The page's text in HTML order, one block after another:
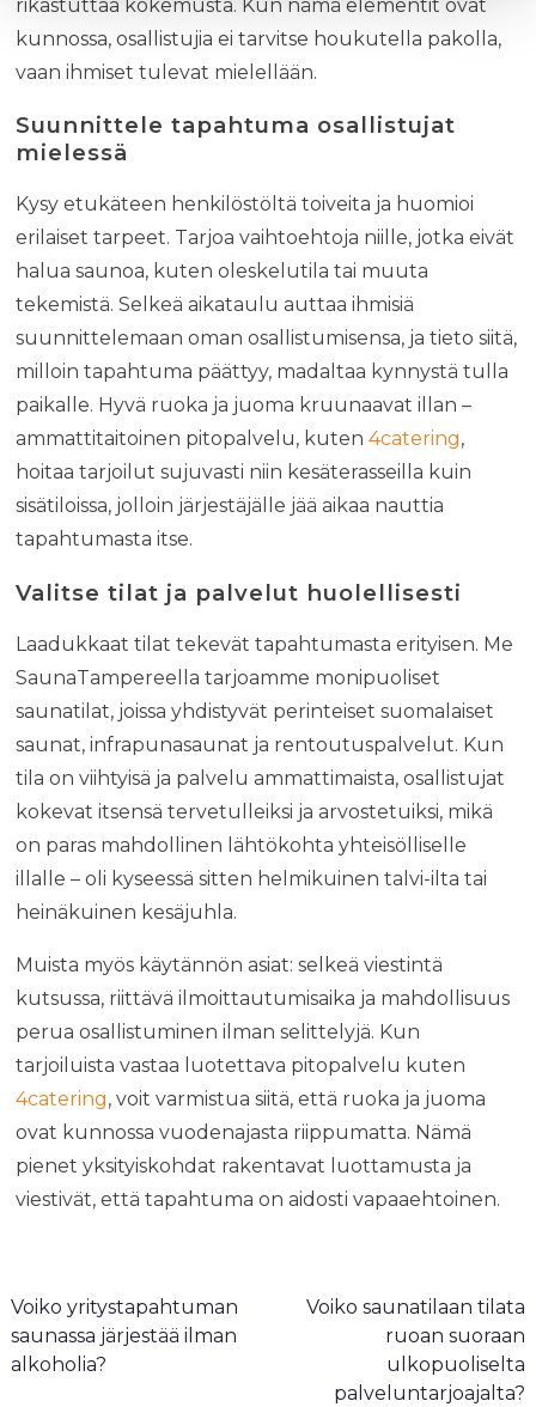
rikastuttaa kokemusta. Kun nämä elementit ovat
kunnossa, osallistujia ei tarvitse houkutella pakolla,
vaan ihmiset tulevat mielellään.
Suunnittele tapahtuma osallistujat
mielessä
Kysy etukäteen henkilöstöltä toiveita ja huomioi
erilaiset tarpeet. Tarjoa vaihtoehtoja niille, jotka eivät
halua saunoa, kuten oleskelutila tai muuta
tekemistä. Selkeä aikataulu auttaa ihmisiä
suunnittelemaan oman osallistumisensa, ja tieto siitä,
milloin tapahtuma päättyy, madaltaa kynnystä tulla
paikalle. Hyvä ruoka ja juoma kruunaavat illan –
ammattitaitoinen pitopalvelu, kuten4catering,
hoitaa tarjoilut sujuvasti niin kesäterasseilla kuin
sisätiloissa, jolloin järjestäjälle jää aikaa nauttia
tapahtumasta itse.
Valitse tilat ja palvelut huolellisesti
Laadukkaat tilat tekevät tapahtumasta erityisen. Me
SaunaTampereella tarjoamme monipuoliset
saunatilat, joissa yhdistyvät perinteiset suomalaiset
saunat, infrapunasaunat ja rentoutuspalvelut. Kun
tila on viihtyisä ja palvelu ammattimaista, osallistujat
kokevat itsensä tervetulleiksi ja arvostetuiksi, mikä
on paras mahdollinen lähtökohta yhteisölliselle
illalle – oli kyseessä sitten helmikuinen talvi-ilta tai
heinäkuinen kesäjuhla.
Muista myös käytännön asiat: selkeä viestintä
kutsussa, riittävä ilmoittautumisaika ja mahdollisuus
perua osallistuminen ilman selittelyjä. Kun
tarjoiluista vastaa luotettava pitopalvelu kuten
4catering, voit varmistua siitä, että ruoka ja juoma
ovat kunnossa vuodenajasta riippumatta. Nämä
pienet yksityiskohdat rakentavat luottamusta ja
viestivät, että tapahtuma on aidosti vapaaehtoinen.
A
r
t
Voiko yritystapahtuman
saunassa järjestää ilman
alkoholia?
Voiko saunatilaan tilata
ruoan suoraan
ulkopuoliselta
palveluntarjoajalta?